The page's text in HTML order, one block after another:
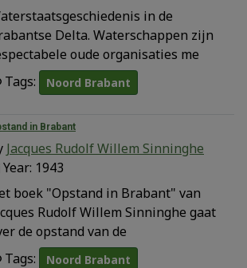
in de
Delta. Waterschappen zijn
oude organisaties me
Tags:
Noord Brabant
in Brabant
Jacques Rudolf Willem Sinninghe
Year: 1943
boek "Opstand in Brabant" van
Rudolf Willem Sinninghe gaat
de opstand van de
Tags:
Noord Brabant